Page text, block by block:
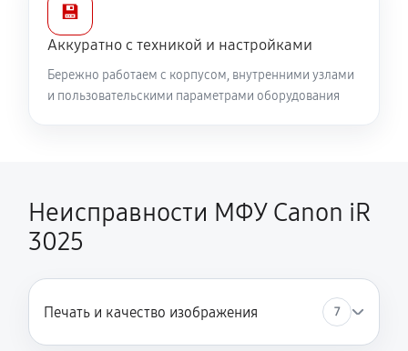
💾
Аккуратно с техникой и настройками
Бережно работаем с корпусом, внутренними узлами
и пользовательскими параметрами оборудования
Неисправности МФУ Canon iR
3025
Печать и качество изображения 7